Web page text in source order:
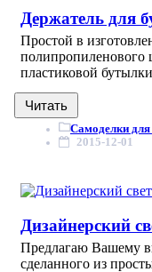
Простой в
полипропиленового
пластиковой
Читать
Самоделки для
2015-12-01
Предлагаю Вашему
сделанного из